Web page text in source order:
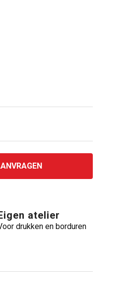
atelier
drukken en borduren